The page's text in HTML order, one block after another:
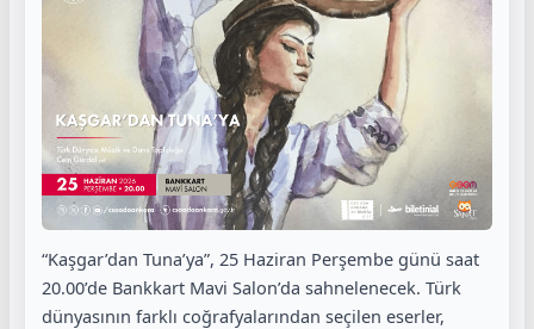
“Kaşgar’dan Tuna’ya”, 25 Haziran Perşembe günü saat
20.00’de Bankkart Mavi Salon’da sahnelenecek. Türk
dünyasının farklı coğrafyalarından seçilen eserler,